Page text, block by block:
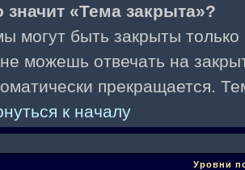
значит «Тема закрыта»?
могут быть закрыты
можешь отвечать на
прекращается.
к началу
Уровни